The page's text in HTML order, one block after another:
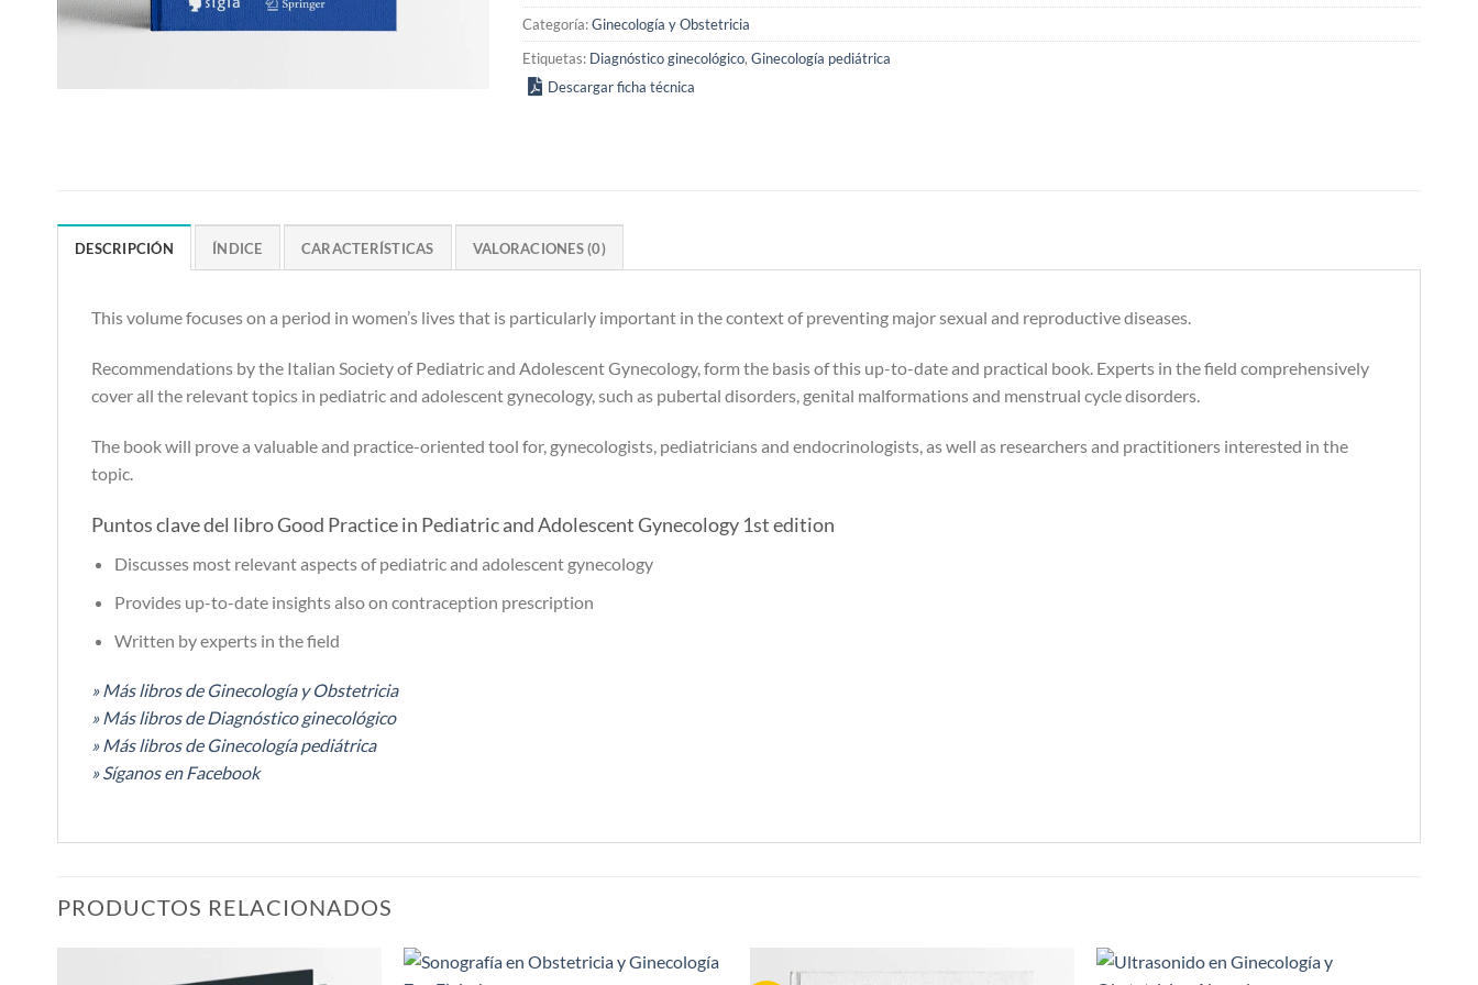
Categoría:Ginecología y Obstetricia
Etiquetas: Diagnóstico ginecológico,Ginecología pediátrica
Descargar ficha técnica
DESCRIPCIÓN ÍNDICE CARACTERÍSTICAS VALORACIONES (0)
This volume focuses on a period in women’s lives that is particularly important in the context of preventing major sexual and reproductive diseases.
Recommendations by the Italian Society of Pediatric and Adolescent Gynecology, form the basis of this up-to-date and practical book. Experts in the field comprehensively
cover all the relevant topics in pediatric and adolescent gynecology, such as pubertal disorders, genital malformations and menstrual cycle disorders.
The book will prove a valuable and practice-oriented tool for, gynecologists, pediatricians and endocrinologists, as well as researchers and practitioners interested in the
topic.
Puntos clave del libro Good Practice in Pediatric and Adolescent Gynecology 1st edition
Discusses most relevant aspects of pediatric and adolescent gynecology
Provides up-to-date insights also on contraception prescription
Written by experts in the field
» Más libros de Ginecología y Obstetricia
» Más libros de Diagnóstico ginecológico
» Más libros de Ginecología pediátrica
» Síganos en Facebook
PRODUCTOS RELACIONADOS